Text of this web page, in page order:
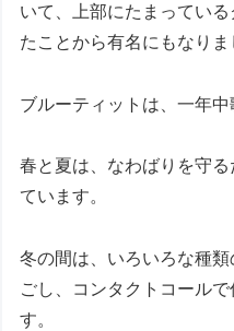
いて、上部にたまってい
たことから有名にもなりま
ブルーティットは、一年中
春と夏は、なわばりを守
ています。
冬の間は、いろいろな種
ごし、コンタクトコール
す。